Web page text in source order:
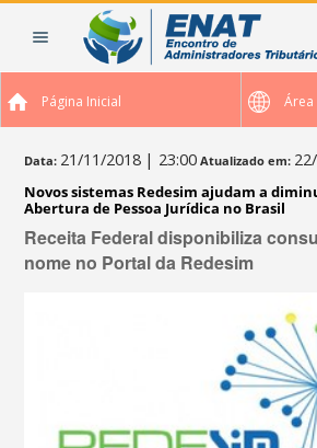
Página Inicial Área
Data: 21/11/2018 | 23:00 Atualizado em:
Novos sistemas Redesim ajudam a
Abertura de Pessoa Jurídica no Brasil
Receita Federal disponibiliza
nome no Portal da Redesim